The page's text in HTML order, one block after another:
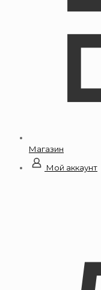
Магазин
Мой аккаунт